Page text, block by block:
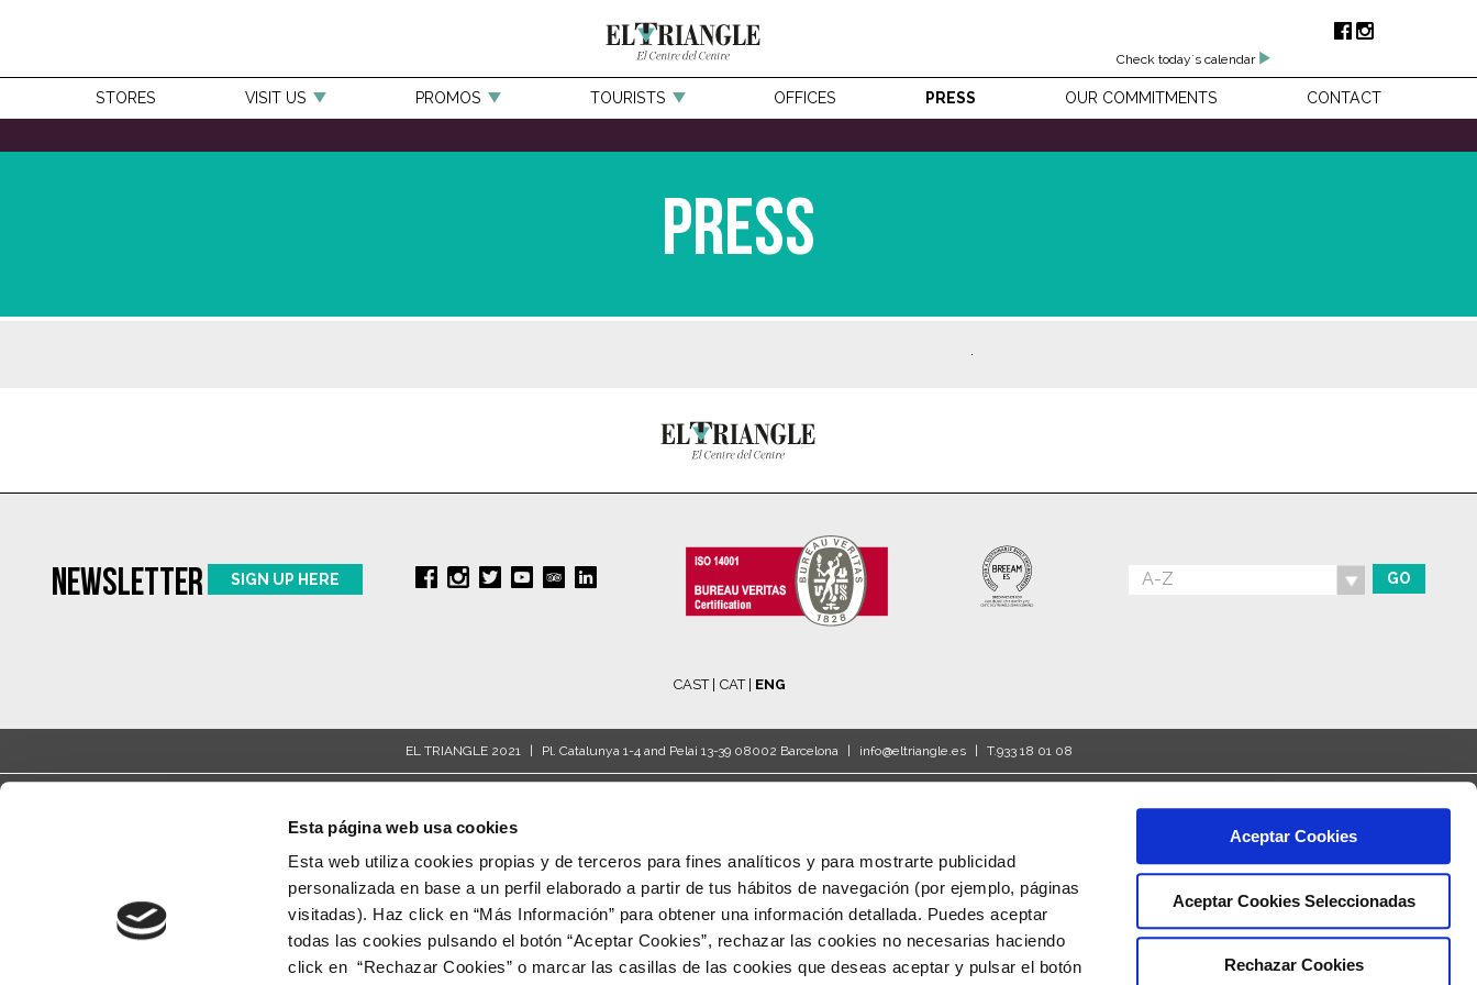
Esta página web usa cookies
Esta web utiliza cookies propias y de terceros para fines analíticos y para mostrarte publicidad
personalizada en base a un perfil elaborado a partir de tus hábitos de navegación (por ejemplo, páginas
visitadas). Haz click en “Más Información” para obtener una información detallada. Puedes aceptar
todas las cookies pulsando el botón “Aceptar Cookies”, rechazar las cookies no necesarias haciendo
click en “Rechazar Cookies” o marcar las casillas de las cookies que deseas aceptar y pulsar el botón
Aceptar Cookies
Aceptar Cookies Seleccionadas
Rechazar Cookies
Check today's calendar
STORES VISIT US PROMOS TOURISTS OFFICES PRESS OUR COMMITMENTS CONTACT
Press
NEWSLETTER SIGN UP HERE
CAST| CAT| ENG
EL TRIANGLE 2021 Pl. Catalunya 1-4 and Pelai 13-39 08002 Barcelona info@eltriangle.es T.933 18 01 08